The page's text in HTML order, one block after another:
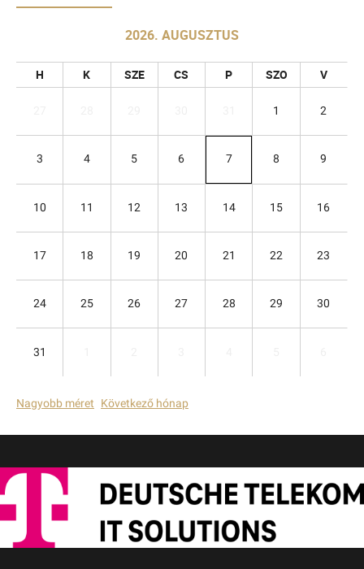
2026. AUGUSZTUS
H K SZE CS P SZO V
1 2
3 4 5 6 7 8 9
10 11 12 13 14 15 16
17 18 19 20 21 22 23
24 25 26 27 28 29 30
31
Nagyobb méret Következő hónap